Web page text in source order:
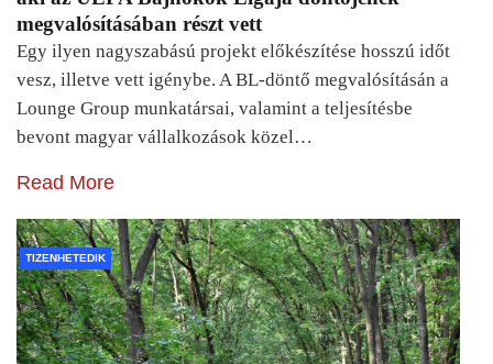
megvalósításában részt vett
Egy ilyen nagyszabású projekt előkészítése hosszú időt
vesz, illetve vett igénybe. A BL-döntő megvalósításán a
Lounge Group munkatársai, valamint a teljesítésbe
bevont magyar vállalkozások közel…
Read More
TIZENHETEDIK